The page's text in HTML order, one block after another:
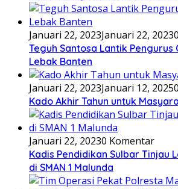
Januari 22, 2023Januari 22, 2023
Teguh Santosa Lantik Pengurus
Lebak Banten
Januari 22, 2023Januari 12, 2025
Kado Akhir Tahun untuk
Januari 22, 20230 Komentar
Kadis Pendidikan Sulbar Tinjau
di SMAN 1 Malunda